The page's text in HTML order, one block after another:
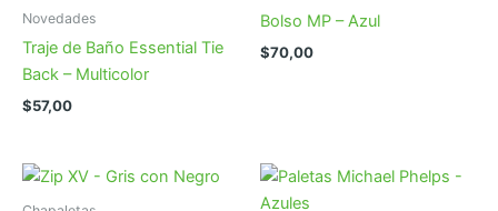
Novedades
Traje de Baño Essential Tie
Back – Multicolor
$57,00
Bolso MP – Azul
$70,00